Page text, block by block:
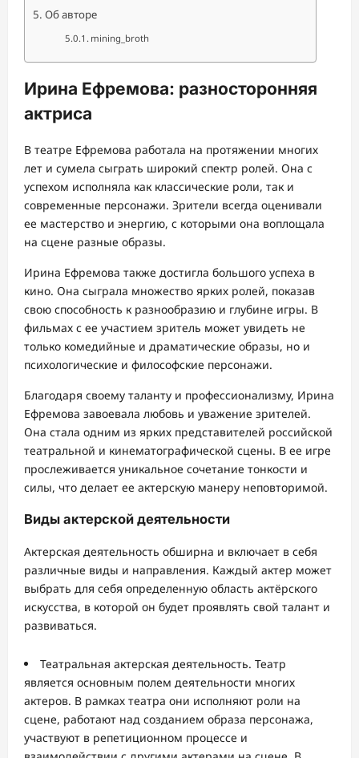
Об авторе
mining_broth
Ирина Ефремова: разносторонняя
актриса
В театре Ефремова работала на протяжении многих
лет и сумела сыграть широкий спектр ролей. Она с
успехом исполняла как классические роли, так и
современные персонажи. Зрители всегда оценивали
ее мастерство и энергию, с которыми она воплощала
на сцене разные образы.
Ирина Ефремова также достигла большого успеха в
кино. Она сыграла множество ярких ролей, показав
свою способность к разнообразию и глубине игры. В
фильмах с ее участием зритель может увидеть не
только комедийные и драматические образы, но и
психологические и философские персонажи.
Благодаря своему таланту и профессионализму, Ирина
Ефремова завоевала любовь и уважение зрителей.
Она стала одним из ярких представителей российской
театральной и кинематографической сцены. В ее игре
прослеживается уникальное сочетание тонкости и
силы, что делает ее актерскую манеру неповторимой.
Виды актерской деятельности
Актерская деятельность обширна и включает в себя
различные виды и направления. Каждый актер может
выбрать для себя определенную область актёрского
искусства, в которой он будет проявлять свой талант и
развиваться.
Театральная актерская деятельность. Театр
является основным полем деятельности многих
актеров. В рамках театра они исполняют роли на
сцене, работают над созданием образа персонажа,
участвуют в репетиционном процессе и